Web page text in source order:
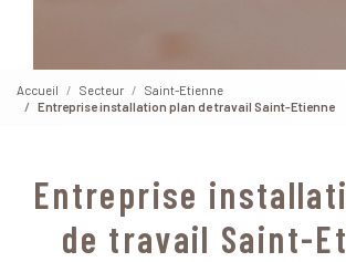
Accueil Secteur
Saint-Etienne
Entreprise installation plan de travail Saint-Etienne
Entreprise
de travail Saint-